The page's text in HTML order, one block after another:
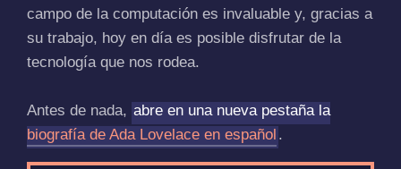
campo de la computación es invaluable y, gracias a
su trabajo, hoy en día es posible disfrutar de la
tecnología que nos rodea.
Antes de nada, abre en una nueva pestaña la
biografía de Ada Lovelace en español .